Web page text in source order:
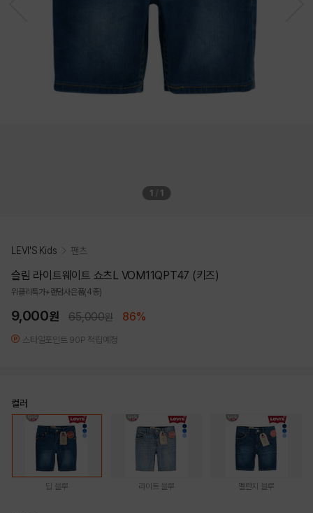
1 1
LEVI'S Kids 팬츠
슬림 라이트웨이트 쇼츠L VOM11QPT47 (키즈)
위클리특가+랜덤사은품(4종)
9,000원 65,000원 86%
스타일포인트 90P 적립예정
컬러
딥 블루 라이트 블루 멜란지 블루